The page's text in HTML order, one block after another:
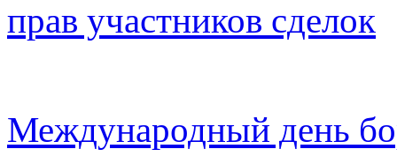
прав участников сделок
Международный день